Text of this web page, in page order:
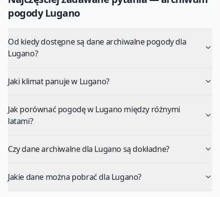
pogodyLugano
Od kiedy dostępne są dane archiwalne pogody dla
Lugano?
Jaki klimat panuje w Lugano?
Jak porównać pogodę w Lugano między różnymi
latami?
Czy dane archiwalne dla Lugano są dokładne?
Jakie dane można pobrać dla Lugano?